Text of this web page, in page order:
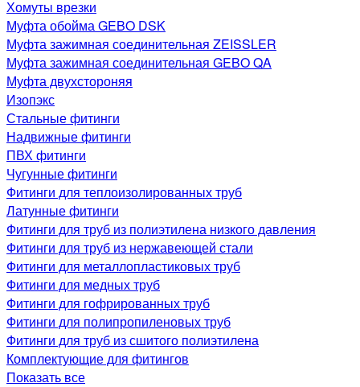
Хомуты врезки
Муфта обойма GEBO DSK
Муфта зажимная соединительная ZEISSLER
Муфта зажимная соединительная GEBO QA
Муфта двухстороняя
Изопэкс
Стальные фитинги
Надвижные фитинги
ПВХ фитинги
Чугунные фитинги
Фитинги для теплоизолированных труб
Латунные фитинги
Фитинги для труб из полиэтилена низкого давления
Фитинги для труб из нержавеющей стали
Фитинги для металлопластиковых труб
Фитинги для медных труб
Фитинги для гофрированных труб
Фитинги для полипропиленовых труб
Фитинги для труб из сшитого полиэтилена
Комплектующие для фитингов
Показать все